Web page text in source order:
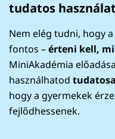
tudatos
Nem elég tudni, hogy
fontos –érteni kell,
MiniAkadémia
használhatod
hogy a gyermekek
fejlődhessenek.